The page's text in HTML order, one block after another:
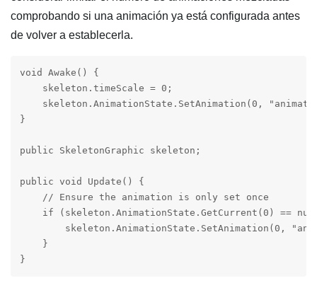
comprobando si una animación ya está configurada antes
de volver a establecerla.
void Awake() {
    skeleton.timeScale = 0;
skeleton.AnimationState.SetAnimation(0,
}
public SkeletonGraphic skeleton;
public void Update() {
    // Ensure the animation is only set once
if (skeleton.AnimationState.GetCurrent(0) ==
skeleton.AnimationState.SetAnimation(0,
    }
}